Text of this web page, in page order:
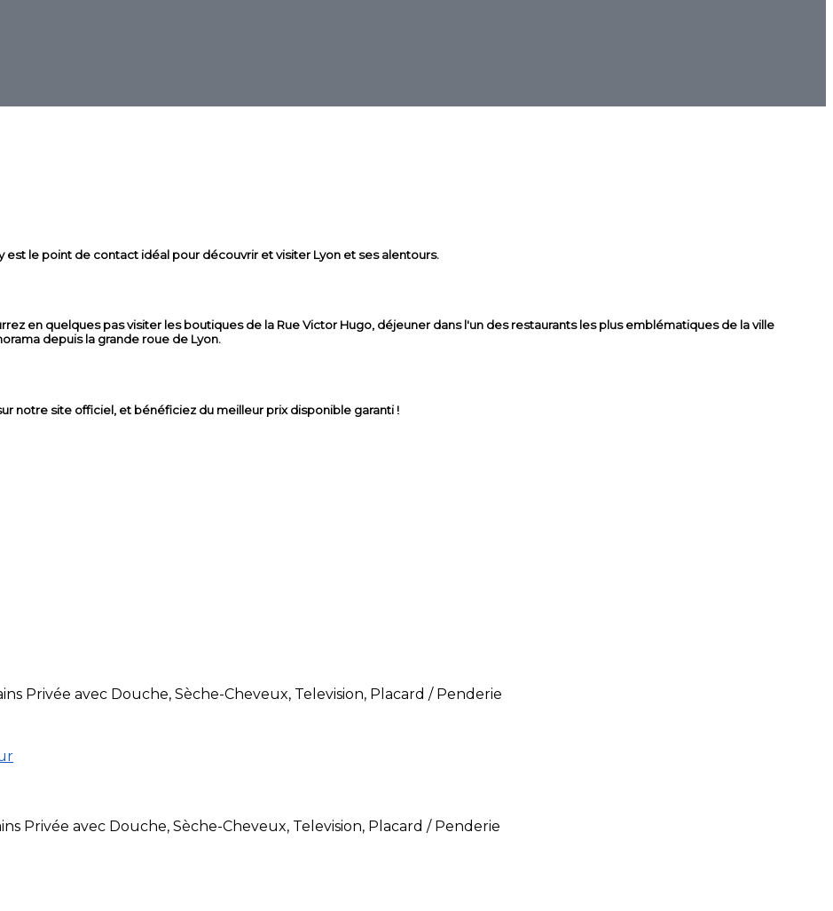
le point de contact idéal pour découvrir et visiter Lyon et ses alentours.
en quelques pas visiter les boutiques de la Rue Victor Hugo, déjeuner dans l'un des restaurants les plus emblématiques de la ville
depuis la grande roue de Lyon.
notre site officiel, et bénéficiez du meilleur prix disponible garanti !
Privée avec Douche, Sèche-Cheveux, Television, Placard / Penderie
Privée avec Douche, Sèche-Cheveux, Television, Placard / Penderie